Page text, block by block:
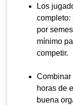
Los
completo:
por
mínimo
competir.
Combinar
horas de
buena